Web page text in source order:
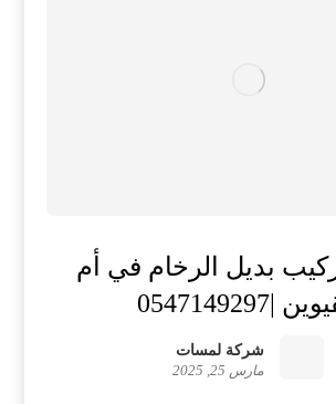
بديل الرخام في أم
|0547149297
شركة لمسات
مارس 25, 2025